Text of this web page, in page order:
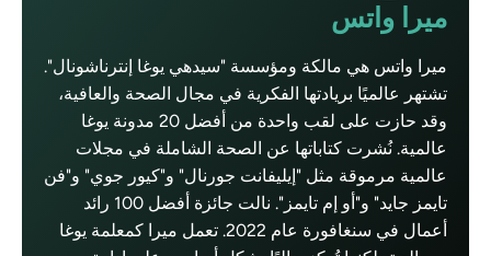
ميرا واتس
ميرا واتس هي مالكة ومؤسسة "سيدهي يوغا إنترناشونال".
تشتهر عالميًا بريادتها الفكرية في مجال الصحة والعافية،
وقد حازت على لقب واحدة من أفضل 20 مدونة يوغا
عالمية. نُشرت كتاباتها عن الصحة الشاملة في مجلات
عالمية مرموقة مثل "إيليفانت جورنال" و"كيور جوي" و"فن
تايمز جايد" و"أو إم تايمز". نالت جائزة أفضل 100 رائد
أعمال في سنغافورة عام 2022. تعمل ميرا كمعلمة يوغا